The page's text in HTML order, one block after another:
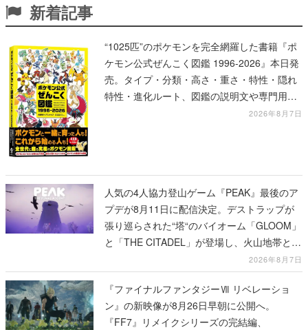
新着記事
“1025匹”のポケモンを完全網羅した書籍『ポ
ケモン公式ぜんこく図鑑 1996-2026』本日発
売。タイプ・分類・高さ・重さ・特性・隠れ
特性・進化ルート、図鑑の説明文や専門用語
2026年8月7日
人気の4人協力登山ゲーム『PEAK』最後のア
プデが8月11日に配信決定。デストラップが
張り巡らされた“塔“のバイオーム「GLOOM」
と「THE CITADEL」が登場し、火山地帯と入
2026年8月7日
『ファイナルファンタジーⅦ リベレーショ
ン』の新映像が8月26日早朝に公開へ。
『FF7』リメイクシリーズの完結編、